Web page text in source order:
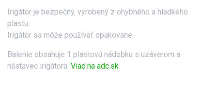
Irigátor je bezpečný, vyrobený z ohybného a hladkého
plastu.
Irigátor sa môže používať opakovane.
Balenie obsahuje 1 plastovú nádobku s uzáverom a
nástavec irigátora. Viac na adc.sk